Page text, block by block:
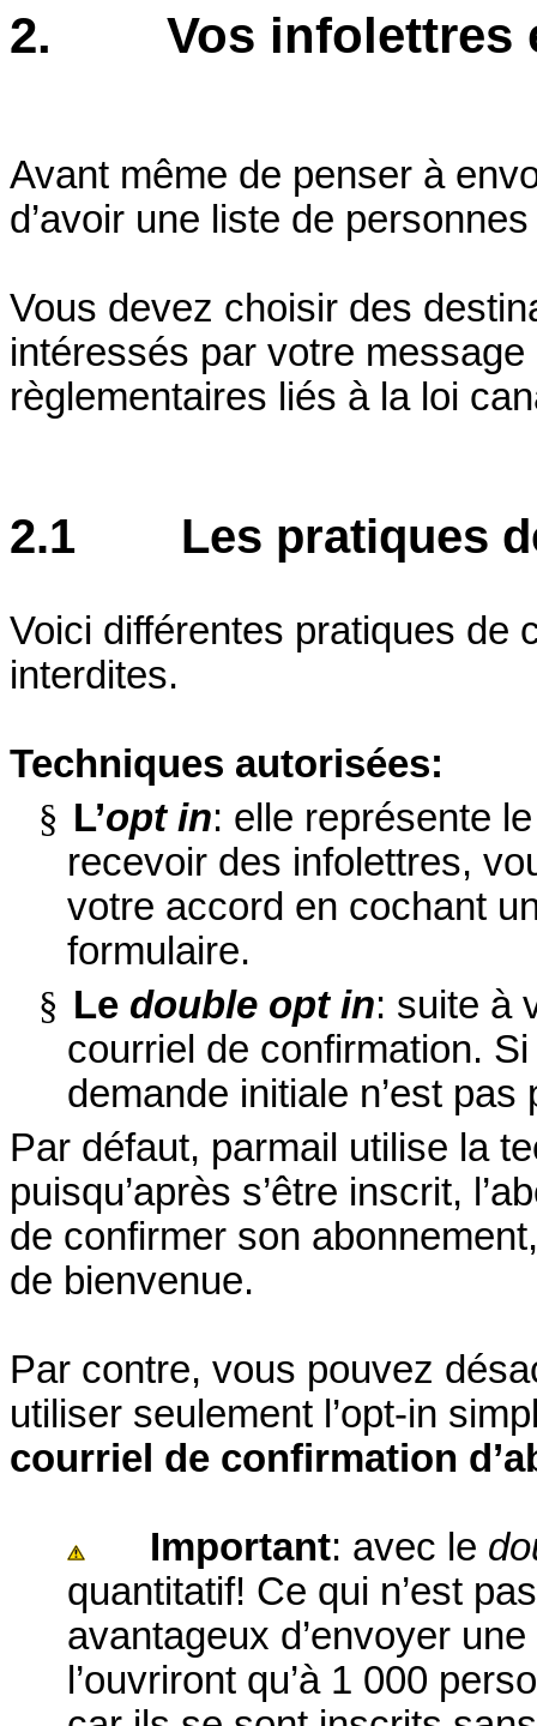
2. Vos infolettres
Avant même de penser à
d’avoir une liste de
Vous devez choisir des
intéressés par votre
règlementaires liés à la loi
2.1 Les pratiques
Voici différentes pratiques de
interdites.
Techniques autorisées:
§ L’opt in: elle représente
recevoir des infolettres,
votre accord en cochant
formulaire.
§ Le double opt in: suite à
courriel de confirmation.
demande initiale n’est
Par défaut, parmail utilise la
puisqu’après s’être inscrit,
de confirmer son
de bienvenue.
Par contre, vous pouvez
utiliser seulement l’opt-in
courriel de confirmation
Important: avec le
quantitatif! Ce qui n’est
avantageux d’envoyer
l’ouvriront qu’à 1 000